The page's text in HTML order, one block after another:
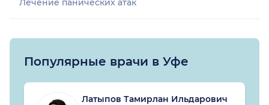
Популярные врачи в Уфе
Латыпов Тамирлан Ильдарович